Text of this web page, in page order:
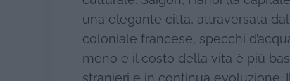
una elegante città, attraversata
coloniale francese, specchi
meno e il costo della vita è più
stranieri e in continua evoluzione.